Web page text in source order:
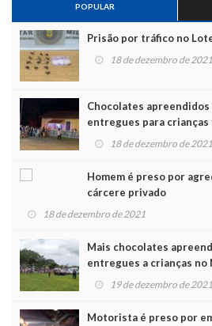
POPULAR
Prisão por tráfico no
18 de dezembro de 2021
Chocolates apreendidos
entregues para crianças
Noel 18 de dezembro de 2021
Homem é preso por
cárcere privado
18 de dezembro de 2021
Mais chocolates
entregues a crianças no
19 de dezembro de 2021
Motorista é preso por